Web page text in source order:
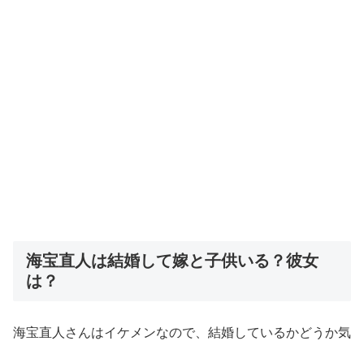
海宝直人は結婚して嫁と子供いる？彼女
は？
海宝直人さんはイケメンなので、結婚しているかどうか気